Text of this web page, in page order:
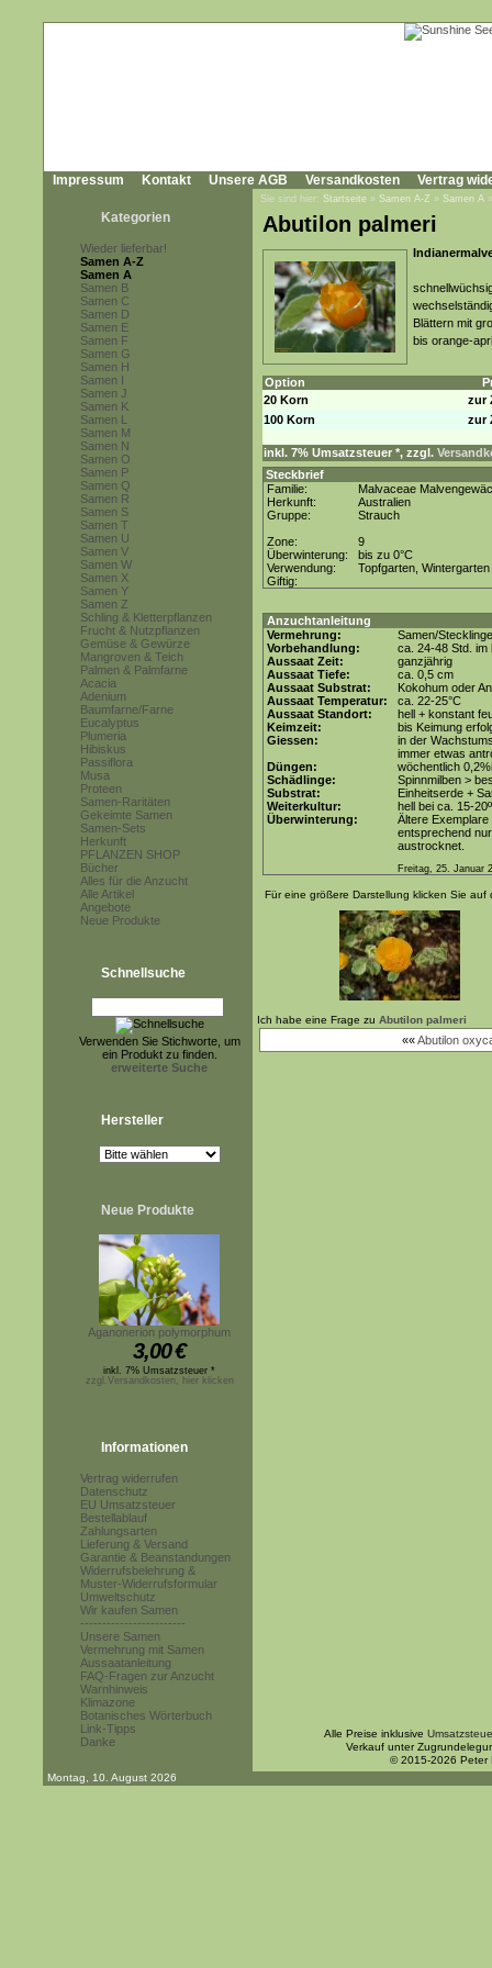
Impressum Kontakt Unsere AGB Versandkosten Vertrag
Kategorien
Wieder lieferbar!
Samen A-Z
Samen A
Samen B
Samen C
Samen D
Samen E
Samen F
Samen G
Samen H
Samen I
Samen J
Samen K
Samen L
Samen M
Samen N
Samen O
Samen P
Samen Q
Samen R
Samen S
Samen T
Samen U
Samen V
Samen W
Samen X
Samen Y
Samen Z
Schling & Kletterpflanzen
Frucht & Nutzpflanzen
Gemüse & Gewürze
Mangroven & Teich
Palmen & Palmfarne
Acacia
Adenium
Baumfarne/Farne
Eucalyptus
Plumeria
Hibiskus
Passiflora
Musa
Proteen
Samen-Raritäten
Gekeimte Samen
Samen-Sets
Herkunft
PFLANZEN SHOP
Bücher
Alles für die Anzucht
Alle Artikel
Angebote
Neue Produkte
Schnellsuche
Verwenden Sie Stichworte, um
ein Produkt zu finden.
erweiterte Suche
Hersteller
Neue Produkte
Aganonerion polymorphum
3,00€
inkl. 7% Umsatzsteuer *
zzgl.Versandkosten, hier klicken
Informationen
Vertrag widerrufen
Datenschutz
EU Umsatzsteuer
Bestellablauf
Zahlungsarten
Lieferung & Versand
Garantie & Beanstandungen
Widerrufsbelehrung &
Muster-Widerrufsformular
Umweltschutz
Wir kaufen Samen
------------------------
Unsere Samen
Vermehrung mit Samen
Aussaatanleitung
FAQ-Fragen zur Anzucht
Warnhinweis
Klimazone
Botanisches Wörterbuch
Link-Tipps
Danke
Sie sind hier: Startseite » Samen A-Z » Samen A
Abutilon palmeri
Blättern mit
bis orange-
Option
20 Korn
zur
100 Korn
zur
inkl. 7% Umsatzsteuer *, zzgl.
Steckbrief
Familie:
Malvaceae
Herkunft:
Australien
Gruppe:
Strauch
Zone:
9
Überwinterung:
bis zu 0°C
Verwendung:
Topfgarten, Wintergarten
Giftig:
Anzuchtanleitung
Vermehrung:
Samen/Stecklinge
Vorbehandlung:
ca. 24-48 Std. im
Aussaat Zeit:
ganzjährig
Aussaat Tiefe:
ca. 0,5 cm
Aussaat Substrat:
Kokohum oder
Aussaat Temperatur:
ca. 22-25°C
Aussaat Standort:
hell + konstant
Keimzeit:
bis Keimung
Giessen:
in der
immer etwas
Düngen:
wöchentlich
Schädlinge:
Spinnmilben >
Substrat:
Einheitserde +
Weiterkultur:
hell bei ca. 15-
Überwinterung:
Ältere
entsprechend
austrocknet.
Freitag, 25. Januar
Für eine größere Darstellung klicken Sie auf
Ich habe eine Frage zu Abutilon palmeri
««Abutilon
Alle Preise inklusive
Verkauf unter
© 2015-2026 Peter
Montag, 10. August 2026